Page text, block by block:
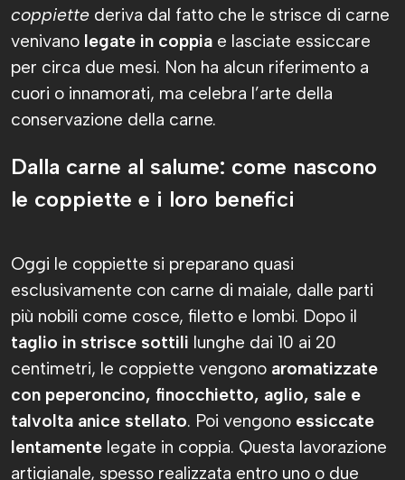
coppiette deriva dal fatto che le strisce di carne
venivano legate in coppia e lasciate essiccare
per circa due mesi. Non ha alcun riferimento a
cuori o innamorati, ma celebra l’arte della
conservazione della carne.
Dalla carne al salume: come nascono
le coppiette e i loro benefici
Oggi le coppiette si preparano quasi
esclusivamente con carne di maiale, dalle parti
più nobili come cosce, filetto e lombi. Dopo il
taglio in strisce sottili lunghe dai 10 ai 20
centimetri, le coppiette vengono aromatizzate
con peperoncino, finocchietto, aglio, sale e
talvolta anice stellato. Poi vengono essiccate
lentamente legate in coppia. Questa lavorazione
artigianale, spesso realizzata entro uno o due